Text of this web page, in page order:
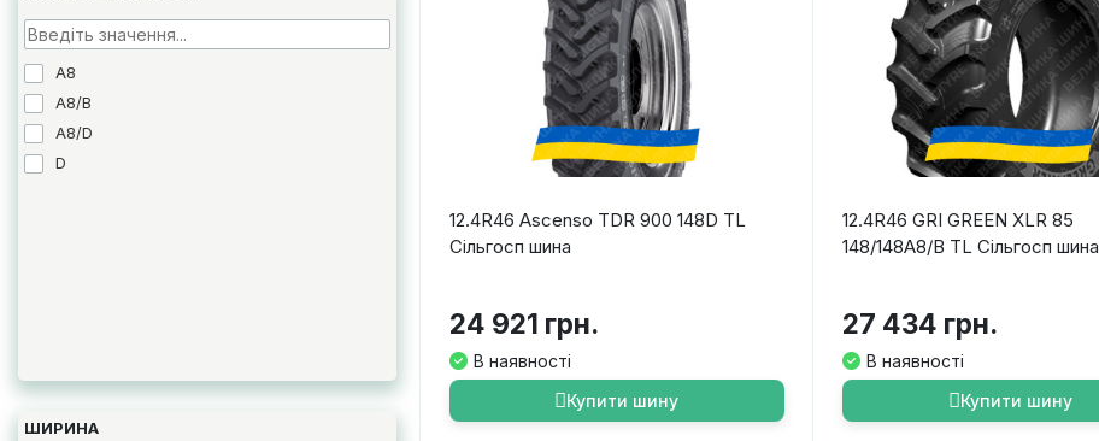
A8
A8/B
A8/D
D
ШИРИНА
12.4R46 Ascenso TDR 900 148D TL
Сільгосп шина
24 921 грн.
В наявності
Купити шину
12.4R46 GRI GREEN XLR 85
148/148A8/B TL Сільгосп шина
27 434 грн.
В наявності
Купити шину